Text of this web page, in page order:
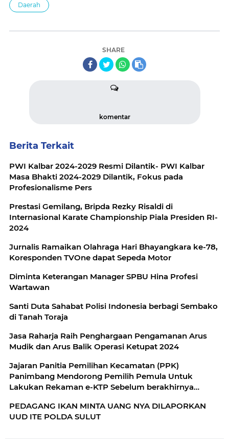
Daerah
SHARE
komentar
Berita Terkait
PWI Kalbar 2024-2029 Resmi Dilantik- PWI Kalbar
Masa Bhakti 2024-2029 Dilantik, Fokus pada
Profesionalisme Pers
Prestasi Gemilang, Bripda Rezky Risaldi di
Internasional Karate Championship Piala Presiden RI-
2024
Jurnalis Ramaikan Olahraga Hari Bhayangkara ke-78,
Koresponden TVOne dapat Sepeda Motor
Diminta Keterangan Manager SPBU Hina Profesi
Wartawan
Santi Duta Sahabat Polisi Indonesia berbagi Sembako
di Tanah Toraja
Jasa Raharja Raih Penghargaan Pengamanan Arus
Mudik dan Arus Balik Operasi Ketupat 2024
Jajaran Panitia Pemilihan Kecamatan (PPK)
Panimbang Mendorong Pemilih Pemula Untuk
Lakukan Rekaman e-KTP Sebelum berakhirnya
PEDAGANG IKAN MINTA UANG NYA DILAPORKAN
UUD ITE POLDA SULUT